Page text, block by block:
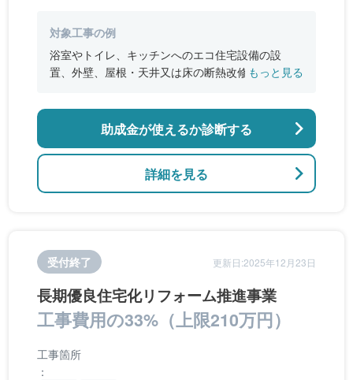
対象工事の例
浴室やトイレ、キッチンへのエコ住宅設備の設
置、外壁、屋根・天井又は床の断熱改修、窓やド
のバリアフリー改修
もっと見る
詳細を見る
助成金が使えるか診断する
受付終了 更新日:2025年12月23日
長期優良住宅化リフォーム推進事業
工事費用の33%（上限210万円）
工事箇所
：